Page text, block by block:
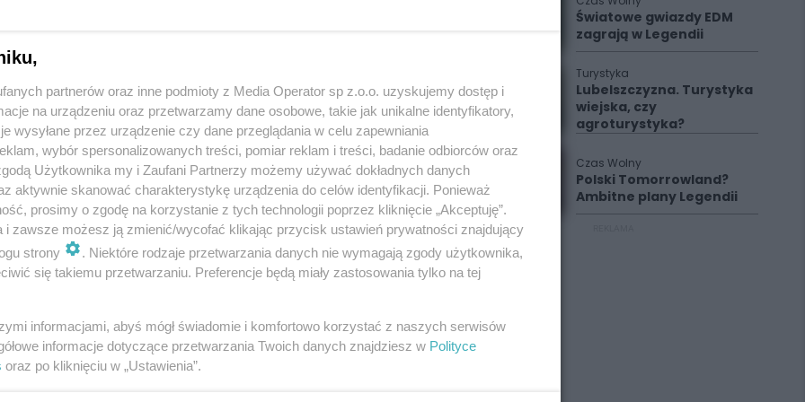
że kierowca miał ponad 2,5 promila alkoholu
złamanej miednicy został przewieziony do
zajmie się sąd. Za spowodowanie wypadku w
wolności.
Światowe gwiazdy EDM
zagrają w Legendii
Turystyka
Lubelszczyzna. Turystyka
wiejska, czy
agroturystyka?
Czas Wolny
Polski Tomorrowland?
Ambitne plany Legendii
partnerów oraz inne podmioty z Media Operator sp z.o.o. uzyskujemy dostęp i
na urządzeniu oraz przetwarzamy dane osobowe, takie jak unikalne identyfikatory,
wysyłane przez urządzenie czy dane przeglądania w celu zapewniania
wybór spersonalizowanych treści, pomiar reklam i treści, badanie odbiorców oraz
Użytkownika my i Zaufani Partnerzy możemy używać dokładnych danych
aktywnie skanować charakterystykę urządzenia do celów identyfikacji. Ponieważ
prosimy o zgodę na korzystanie z tych technologii poprzez kliknięcie „Akceptuję”.
i zawsze możesz ją zmienić/wycofać klikając przycisk ustawień prywatności znajdujący
strony
. Niektóre rodzaje przetwarzania danych nie wymagają zgody użytkownika,
się takiemu przetwarzaniu. Preferencje będą miały zastosowania tylko na tej
informacjami, abyś mógł świadomie i komfortowo korzystać z naszych serwisów
informacje dotyczące przetwarzania Twoich danych znajdziesz w Polityce
oraz po kliknięciu w „Ustawienia”.